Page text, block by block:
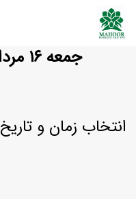
Skip to Content
جمعه ۱۶ مرداد ۱۴۰۵ - ۱۴:۲۷:۱۶
انتخاب زمان و تاریخ